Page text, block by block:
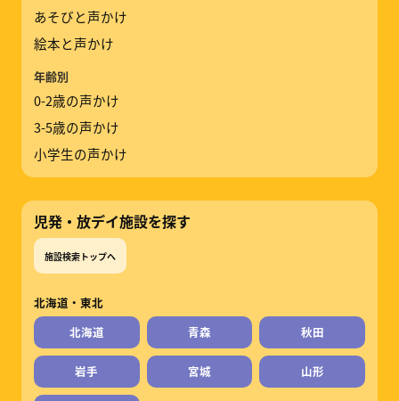
あそびと声かけ
絵本と声かけ
年齢別
0-2歳の声かけ
3-5歳の声かけ
小学生の声かけ
児発・放デイ施設を探す
施設検索トップへ
北海道・東北
北海道
青森 秋田
岩手 宮城 山形